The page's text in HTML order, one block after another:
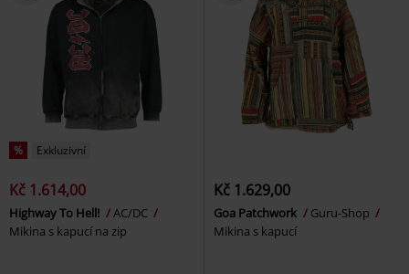
% Exkluzivní
Kč 1.614,00
Highway To Hell!
AC/DC
Mikina s kapucí na zip
Kč 1.629,00
Goa Patchwork
Guru-Shop
Mikina s kapucí